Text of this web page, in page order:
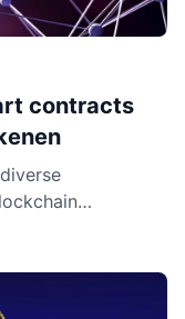
contracts
uit